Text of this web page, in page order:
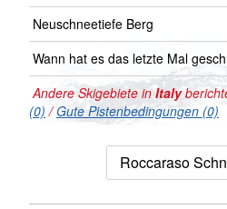
Neuschneetiefe Berg
Wann hat es das letzte Mal
Andere Skigebiete inItaly
(0) /Gute Pistenbedingungen (0)
Roccaraso